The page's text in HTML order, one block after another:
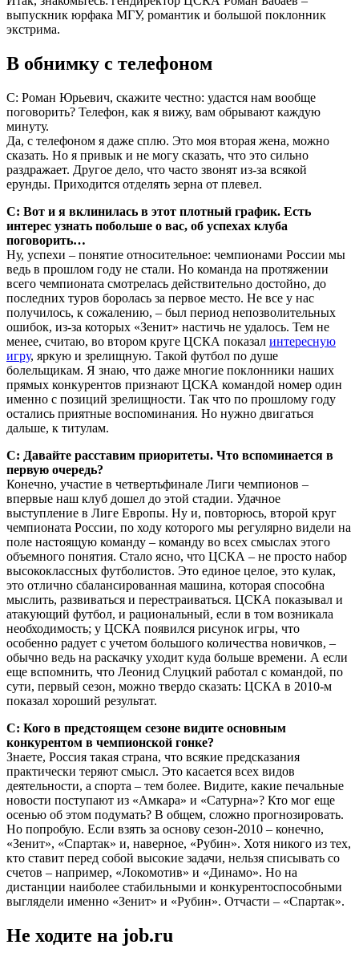
выпускник юрфака МГУ, романтик и большой поклонник
экстрима.
В обнимку с телефоном
С: Роман Юрьевич, скажите честно: удастся нам вообще
поговорить? Телефон, как я вижу, вам обрывают каждую
минуту.
Да, с телефоном я даже сплю. Это моя вторая жена, можно
сказать. Но я привык и не могу сказать, что это сильно
раздражает. Другое дело, что часто звонят из-за всякой
ерунды. Приходится отделять зерна от плевел.
С: Вот и я вклинилась в этот плотный график. Есть
интерес узнать побольше о вас, об успехах клуба
поговорить…
Ну, успехи – понятие относительное: чемпионами России мы
ведь в прошлом году не стали. Но команда на протяжении
всего чемпионата смотрелась действительно достойно, до
последних туров боролась за первое место. Не все у нас
получилось, к сожалению, – был период непозволительных
ошибок, из-за которых «Зенит» настичь не удалось. Тем не
менее, считаю, во втором круге ЦСКА показал интересную
игру, яркую и зрелищную. Такой футбол по душе
болельщикам. Я знаю, что даже многие поклонники наших
прямых конкурентов признают ЦСКА командой номер один
именно с позиций зрелищности. Так что по прошлому году
остались приятные воспоминания. Но нужно двигаться
дальше, к титулам.
С: Давайте расставим приоритеты. Что вспоминается в
первую очередь?
Конечно, участие в четвертьфинале Лиги чемпионов –
впервые наш клуб дошел до этой стадии. Удачное
выступление в Лиге Европы. Ну и, повторюсь, второй круг
чемпионата России, по ходу которого мы регулярно видели на
поле настоящую команду – команду во всех смыслах этого
объемного понятия. Стало ясно, что ЦСКА – не просто набор
высококлассных футболистов. Это единое целое, это кулак,
это отлично сбалансированная машина, которая способна
мыслить, развиваться и перестраиваться. ЦСКА показывал и
атакующий футбол, и рациональный, если в том возникала
необходимость; у ЦСКА появился рисунок игры, что
особенно радует с учетом большого количества новичков, –
обычно ведь на раскачку уходит куда больше времени. А если
еще вспомнить, что Леонид Слуцкий работал с командой, по
сути, первый сезон, можно твердо сказать: ЦСКА в 2010-м
показал хороший результат.
С: Кого в предстоящем сезоне видите основным
конкурентом в чемпионской гонке?
Знаете, Россия такая страна, что всякие предсказания
практически теряют смысл. Это касается всех видов
деятельности, а спорта – тем более. Видите, какие печальные
новости поступают из «Амкара» и «Сатурна»? Кто мог еще
осенью об этом подумать? В общем, сложно прогнозировать.
Но попробую. Если взять за основу сезон-2010 – конечно,
«Зенит», «Спартак» и, наверное, «Рубин». Хотя никого из тех,
кто ставит перед собой высокие задачи, нельзя списывать со
счетов – например, «Локомотив» и «Динамо». Но на
дистанции наиболее стабильными и конкурентоспособными
выглядели именно «Зенит» и «Рубин». Отчасти – «Спартак».
Не ходите на job.ru